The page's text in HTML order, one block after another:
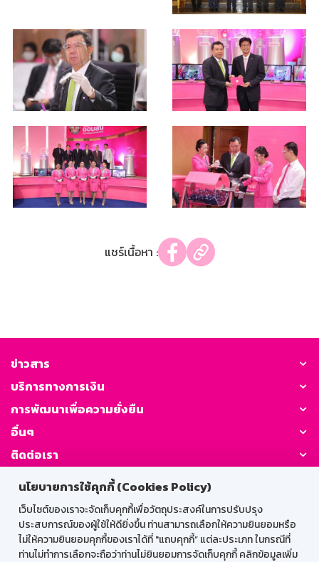
นโยบายการใช้คุกกี้ (Cookies Policy)
เว็บไซต์ของเราจะจัดเก็บคุกกี้เพื่อวัตถุประสงค์ในการปรับปรุง
ประสบการณ์ของผู้ใช้ให้ดียิ่งขึ้น ท่านสามารถเลือกให้ความยินยอมหรือ
ไม่ให้ความยินยอมคุกกี้ของเราได้ที่ "แถบคุกกี้” แต่ละประเภท ในกรณีที่
ท่านไม่ทำการเลือกจะถือว่าท่านไม่ยินยอมการจัดเก็บคุกกี้ คลิกข้อมูลเพิ่ม
แชร์เนื้อหา :
ข่าวสาร
บริการทางการเงิน
การพัฒนาเพื่อความยั่งยืน
อื่นๆ
ติดต่อเรา
GSB Society:
สำหรับพนักงาน